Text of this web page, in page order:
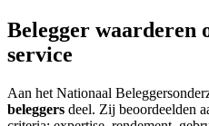
to
help
you
and
interact
with
Belegger waarderen
service
Aan het Nationaal
beleggers deel. Zij beoordeelden